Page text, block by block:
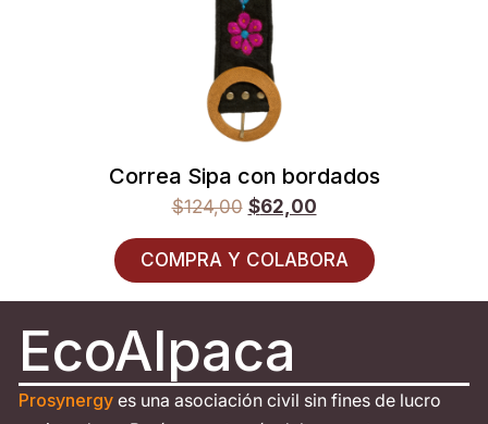
Correa Sipa con bordados
$124,00 $62,00
COMPRA Y COLABORA
EcoAlpaca
Prosynergy es una asociación civil sin fines de lucro